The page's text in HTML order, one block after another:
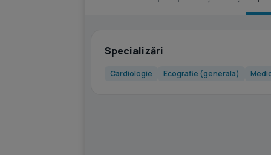
Specializări
Cardiologie Ecografie (generala)